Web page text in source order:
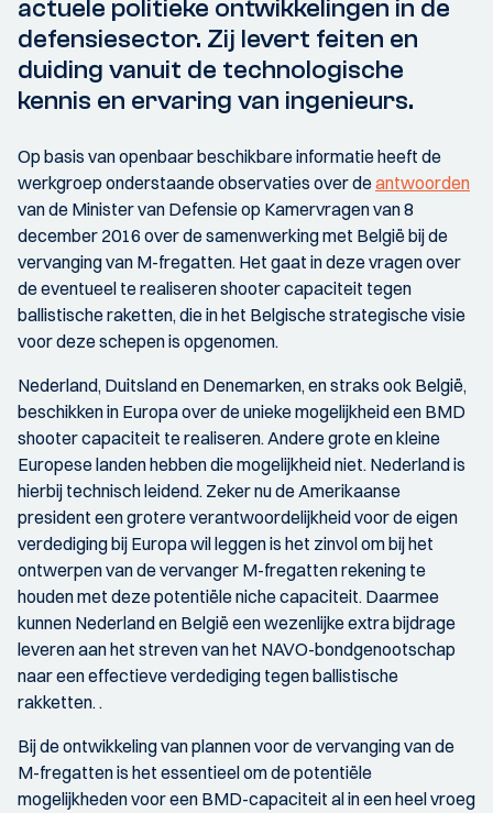
actuele politieke ontwikkelingen in de
defensiesector. Zij levert feiten en
duiding vanuit de technologische
kennis en ervaring van ingenieurs.
Op basis van openbaar beschikbare informatie heeft de
werkgroep onderstaande observaties over deantwoorden
van de Minister van Defensie op Kamervragen van 8
december 2016 over de samenwerking met België bij de
vervanging van M-fregatten. Het gaat in deze vragen over
de eventueel te realiseren shooter capaciteit tegen
ballistische raketten, die in het Belgische strategische visie
voor deze schepen is opgenomen.
Nederland, Duitsland en Denemarken, en straks ook België,
beschikken in Europa over de unieke mogelijkheid een BMD
shooter capaciteit te realiseren. Andere grote en kleine
Europese landen hebben die mogelijkheid niet. Nederland is
hierbij technisch leidend. Zeker nu de Amerikaanse
president een grotere verantwoordelijkheid voor de eigen
verdediging bij Europa wil leggen is het zinvol om bij het
ontwerpen van de vervanger M-fregatten rekening te
houden met deze potentiële niche capaciteit. Daarmee
kunnen Nederland en België een wezenlijke extra bijdrage
leveren aan het streven van het NAVO-bondgenootschap
naar een effectieve verdediging tegen ballistische
rakketten. .
Bij de ontwikkeling van plannen voor de vervanging van de
M-fregatten is het essentieel om de potentiële
mogelijkheden voor een BMD-capaciteit al in een heel vroeg